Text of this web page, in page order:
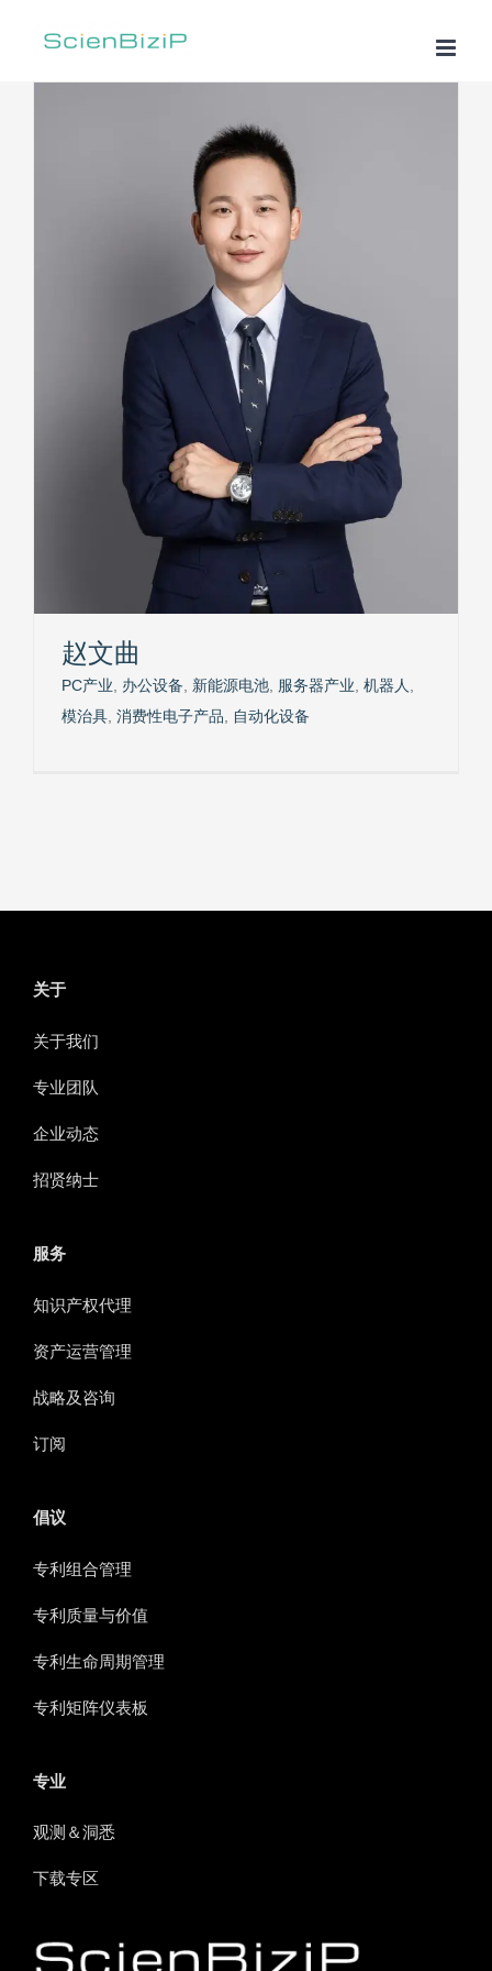
赵文曲
PC产业 办公设备 新能源电池 服务器产业 机器人
模治具 消费性电子产品 自动化设备
关于
关于我们
专业团队
企业动态
招贤纳士
服务
知识产权代理
资产运营管理
战略及咨询
订阅
倡议
专利组合管理
专利质量与价值
专利生命周期管理
专利矩阵仪表板
专业
观测＆洞悉
下载专区